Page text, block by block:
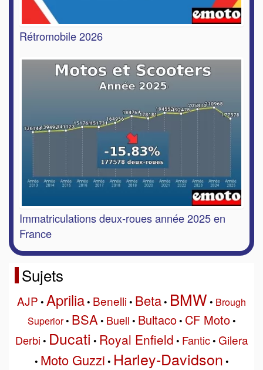
Rétromobile 2026
Immatriculations deux-roues année 2025 en
France
Sujets
AJP • Aprilia• Benelli• Beta• BMW • Brough
Superior• BSA• Buell • Bultaco• CF Moto•
Derbi • Ducati • Royal Enfield • Fantic• Gilera
• Moto Guzzi • Harley-Davidson •